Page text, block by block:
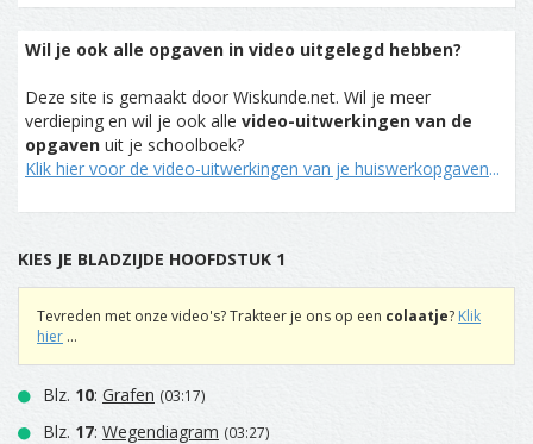
Wil je ook alle opgaven in video uitgelegd hebben?
Deze site is gemaakt door Wiskunde.net. Wil je meer
verdieping en wil je ook alle video-uitwerkingen van de
opgaven uit je schoolboek?
Klik hier voor de video-uitwerkingen van je huiswerkopgaven...
KIES JE BLADZIJDE HOOFDSTUK 1
Tevreden met onze video's? Trakteer je ons op een colaatje? Klik
hier ...
Blz. 10: Grafen (03:17)
Blz. 17: Wegendiagram (03:27)